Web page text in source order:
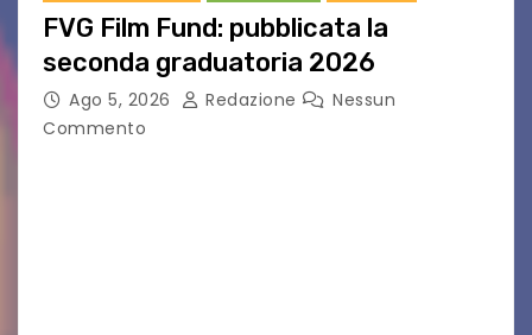
FVG Film Fund: pubblicata la
seconda graduatoria 2026
Ago 5, 2026 Redazione
Nessun
Commento